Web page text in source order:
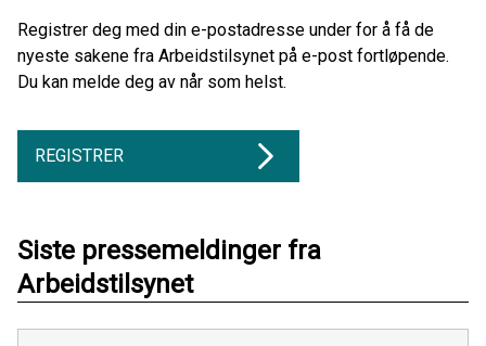
Registrer deg med din e-postadresse under for å få de
nyeste sakene fra Arbeidstilsynet på e-post fortløpende.
Du kan melde deg av når som helst.
REGISTRER
Siste pressemeldinger fra
Arbeidstilsynet